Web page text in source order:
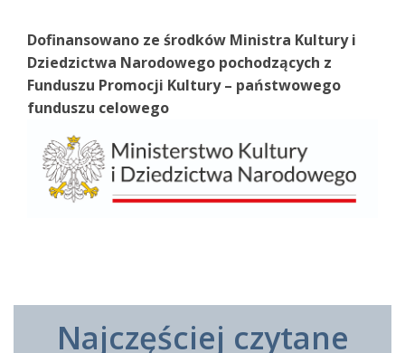
Dofinansowano ze środków Ministra Kultury i
Dziedzictwa Narodowego pochodzących z
Funduszu Promocji Kultury – państwowego
funduszu celowego
Najczęściej czytane